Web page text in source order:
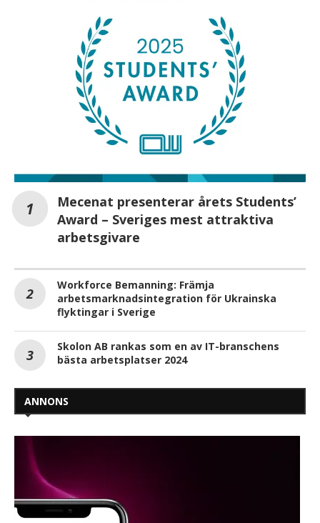
Mecenat presenterar årets Students’
Award – Sveriges mest attraktiva
arbetsgivare
Workforce Bemanning: Främja
arbetsmarknadsintegration för Ukrainska
flyktingar i Sverige
Skolon AB rankas som en av IT-branschens
bästa arbetsplatser 2024
ANNONS